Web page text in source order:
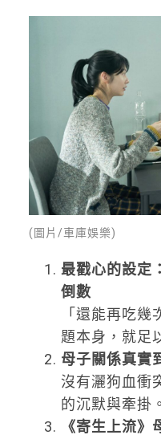
(圖片/車庫娛樂)
最戳心的設定
倒數
「還能再吃
題本身，就足
母子關係真實
沒有灑狗血衝
的沉默與牽掛。
《寄生上流》